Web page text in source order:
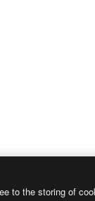
to the storing of